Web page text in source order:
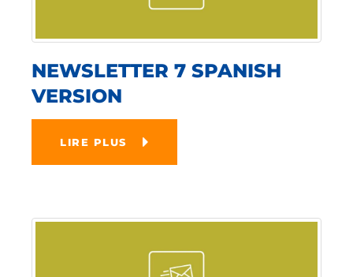
NEWSLETTER 7 SPANISH
VERSION
LIRE PLUS